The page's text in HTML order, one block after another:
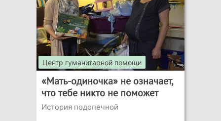
Центр гуманитарной помощи
«Мать-одиночка» не означает,
что тебе никто не поможет
История подопечной